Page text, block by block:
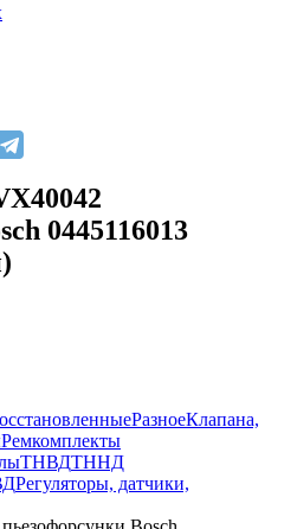
0445116013
РазноеКлапана,
Ремкомплекты
ТНВДТННД
Регуляторы, датчики,